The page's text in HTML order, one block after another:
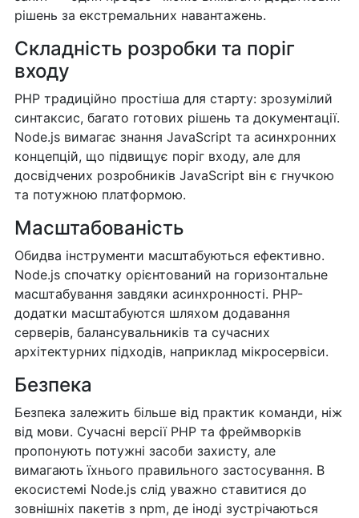
рішень за екстремальних навантажень.
Складність розробки та поріг
входу
PHP традиційно простіша для старту: зрозумілий
синтаксис, багато готових рішень та документації.
Node.js вимагає знання JavaScript та асинхронних
концепцій, що підвищує поріг входу, але для
досвідчених розробників JavaScript він є гнучкою
та потужною платформою.
Масштабованість
Обидва інструменти масштабуються ефективно.
Node.js спочатку орієнтований на горизонтальне
масштабування завдяки асинхронності. PHP-
додатки масштабуются шляхом додавання
серверів, балансувальників та сучасних
архітектурних підходів, наприклад мікросервіси.
Безпека
Безпека залежить більше від практик команди, ніж
від мови. Сучасні версії PHP та фреймворків
пропонують потужні засоби захисту, але
вимагають їхнього правильного застосування. В
екосистемі Node.js слід уважно ставитися до
зовнішніх пакетів з npm, де іноді зустрічаються